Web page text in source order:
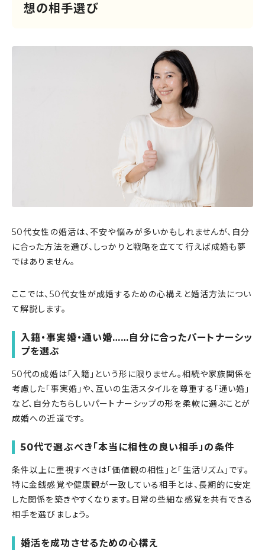
想の相手選び
50代女性の婚活は、不安や悩みが多いかもしれませんが、自分
に合った方法を選び、しっかりと戦略を立てて行えば成婚も夢
ではありません。
ここでは、50代女性が成婚するための心構えと婚活方法につい
て解説します。
入籍・事実婚・通い婚……自分に合ったパートナーシッ
プを選ぶ
50代の成婚は「入籍」という形に限りません。相続や家族関係を
考慮した「事実婚」や、互いの生活スタイルを尊重する「通い婚」
など、自分たちらしいパートナーシップの形を柔軟に選ぶことが
成婚への近道です。
50代で選ぶべき「本当に相性の良い相手」の条件
条件以上に重視すべきは「価値観の相性」と「生活リズム」です。
特に金銭感覚や健康観が一致している相手とは、長期的に安定
した関係を築きやすくなります。日常の些細な感覚を共有できる
相手を選びましょう。
婚活を成功させるための心構え